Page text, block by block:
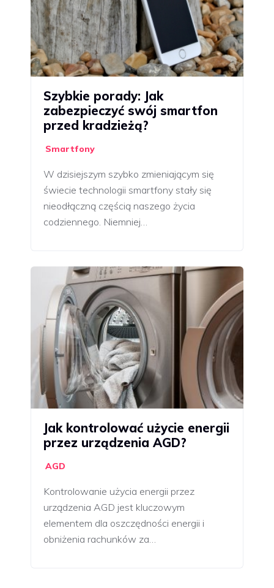
Szybkie porady: Jak
zabezpieczyć swój smartfon
przed kradzieżą?
Smartfony
W dzisiejszym szybko zmieniającym się
świecie technologii smartfony stały się
nieodłączną częścią naszego życia
codziennego. Niemniej…
Jak kontrolować użycie energii
przez urządzenia AGD?
AGD
Kontrolowanie użycia energii przez
urządzenia AGD jest kluczowym
elementem dla oszczędności energii i
obniżenia rachunków za…